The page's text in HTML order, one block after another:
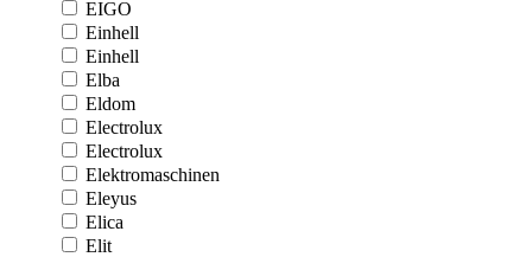
EIGO
Einhell
Einhell
Elba
Eldom
Electrolux
Electrolux
Elektromaschinen
Eleyus
Elica
Elit